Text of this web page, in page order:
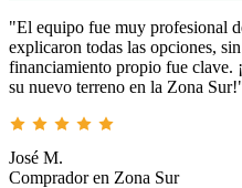
"El equipo fue muy profesional
explicaron todas las opciones,
financiamiento propio fue clave.
su nuevo terreno en la Zona
José M.
Comprador en Zona Sur